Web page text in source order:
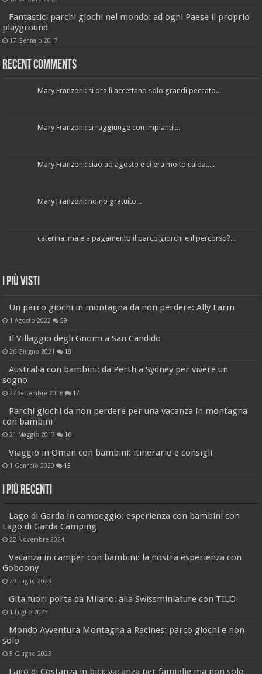
Fantastici parchi giochi nel mondo: ad ogni Paese il proprio
playground
17 Gennaio 2017
Recent Comments
Mary Franzoni: si ora li accettano solo grandi peccato...
Mary Franzoni: si raggiunge con impianti!...
Mary Franzoni: ciao ad agosto e si era molto calda.....
Mary Franzoni: no no gratuito...
caterina: ma è a pagamento il parco giorchi e il percorso?...
I più visti
Un parco giochi in montagna da non perdere: Ally Farm
1 Agosto 2022 59
Il Villaggio degli Gnomi a San Candido
26 Giugno 2021 18
Australia con bambini: da Perth a Sydney per vivere un
sogno
27 Settembre 2016 17
Parchi giochi da non perdere per una vacanza in montagna
con bambini
21 Maggio 2017 16
Viaggio in Oman con bambini: itinerario e consigli
1 Gennaio 2020 15
I più recenti
Lago di Garda in campeggio: esperienza con bambini con
Lago di Garda Camping
22 Novembre 2024
Vacanza in camper con bambini: la nostra esperienza con
Goboony
29 Luglio 2023
Gita fuori porta da Milano: alla Swissminiature con TILO
1 Luglio 2023
Mondo Avventura Montagna a Racines: parco giochi e non
solo
5 Giugno 2023
Lago di Costanza in bici: vacanza per famiglie ma non solo